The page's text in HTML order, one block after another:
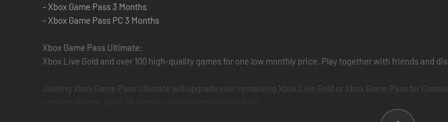
- Xbox Game Pass 3 Months
- Xbox Game Pass PC 3 Months
Xbox Game Pass Ultimate:
Xbox Live Gold and over 100 high-quality games for one low monthly price. Play together with friends and
Joining Xbox Game Pass Ultimate will upgrade your remaining Xbox Live Gold or Xbox Game Pass for